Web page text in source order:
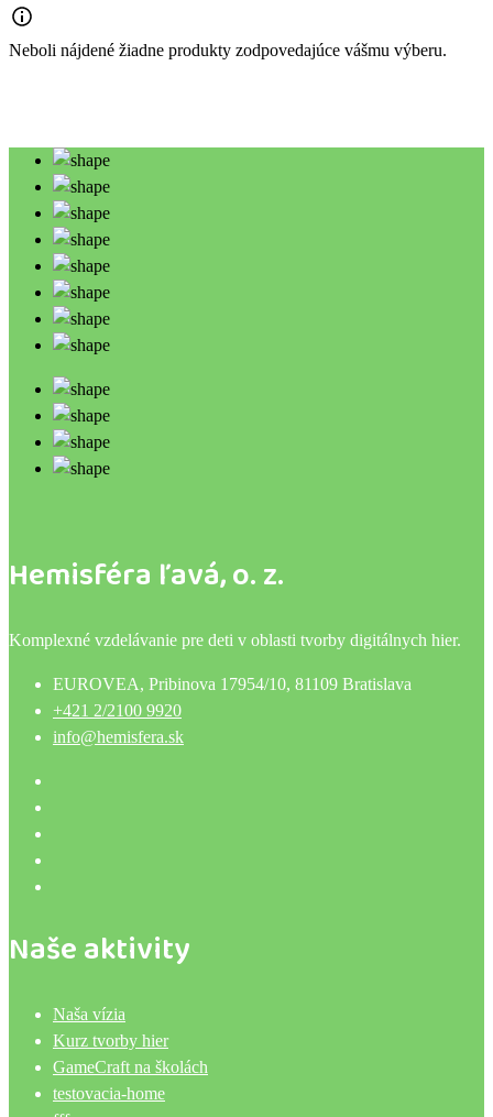
Neboli nájdené žiadne produkty zodpovedajúce vášmu výberu.
Hemisféra ľavá, o. z.
Komplexné vzdelávanie pre deti v oblasti tvorby digitálnych hier.
EUROVEA, Pribinova 17954/10, 81109 Bratislava
+421 2/2100 9920
info@hemisfera.sk
Naše aktivity
Naša vízia
Kurz tvorby hier
GameCraft na školách
testovacia-home